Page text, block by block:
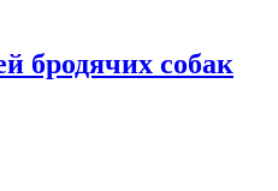
бродячих собак